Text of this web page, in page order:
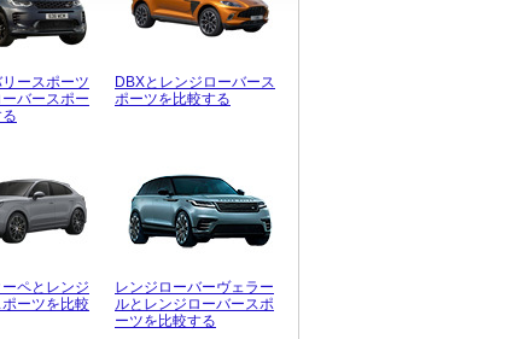
ースポーツ
バースポー
DBXとレンジローバース
ポーツを比較する
ペとレンジ
ーツを比較
レンジローバーヴェラー
ルとレンジローバースポ
ーツを比較する